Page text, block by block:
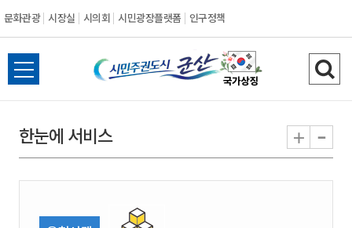
문화관광 시장실 시의회 시민광장플랫폼 인구정책
시
민
권
전
체
뉴
열
검
색
기
한눈에 서비스 + -